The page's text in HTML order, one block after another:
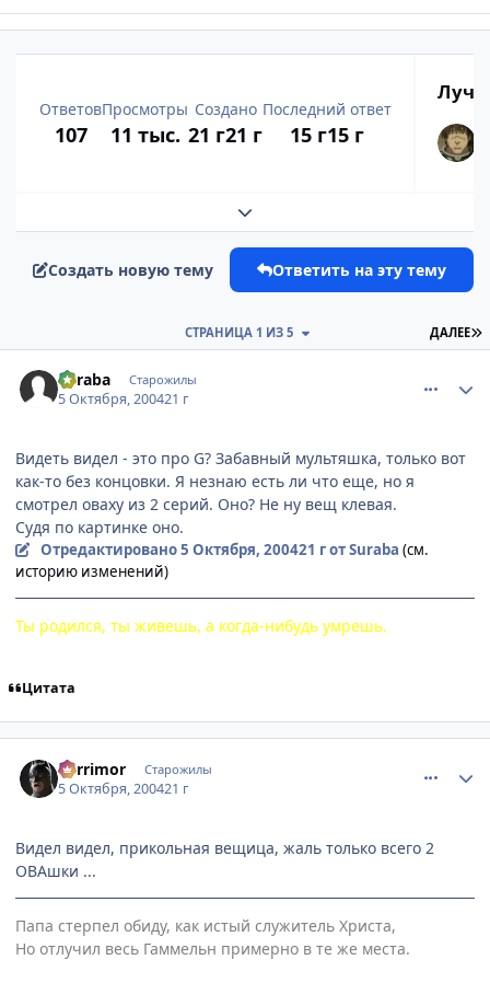
Ответов
107
Просмотры
11 тыс.
Создано
21 г21 г
Последний ответ
15 г15 г
Развернуть обзор темы
Создать новую тему Ответить на эту тему
ДАЛЕЕ
СТРАНИЦА 1 ИЗ 5
Suraba Старожилы
5 Октября, 200421 г
Видеть видел - это про G? Забавный мультяшка, только вот
как-то без концовки. Я незнаю есть ли что еще, но я
смотрел оваху из 2 серий. Оно? Не ну вещ клевая.
Судя по картинке оно.
Отредактировано5 Октября, 200421 гот Suraba (см.
историю изменений)
Ты родился, ты живешь, а когда-нибудь умрешь.
Цитата
Berrimor Старожилы
5 Октября, 200421 г
Видел видел, прикольная вещица, жаль только всего 2
ОВАшки ...
Папа стерпел обиду, как истый служитель Христа,
Но отлучил весь Гаммельн примерно в те же места.